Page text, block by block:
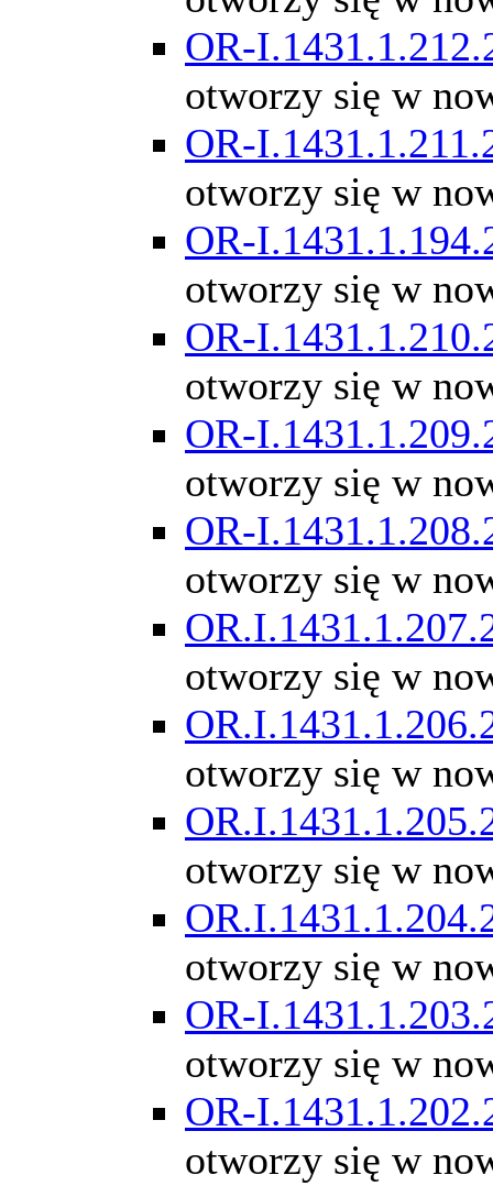
OR-
otworzy się w
OR-
otworzy się w
OR-
otworzy się w
OR-
otworzy się w
OR-
otworzy się w
OR-
otworzy się w
otworzy się w
otworzy się w
otworzy się w
otworzy się w
OR-
otworzy się w
OR-
otworzy się w